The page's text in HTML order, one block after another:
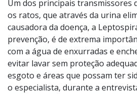
Um dos principais transmissores
os ratos, que através da urina
causadora da doença, a
prevenção, é de extrema
com a água de enxurradas e
evitar lavar sem proteção
esgoto e áreas que possam ter
o especialista, durante a